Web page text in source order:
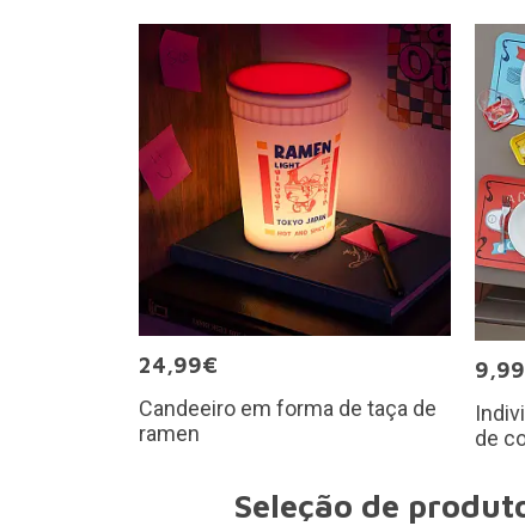
24,99€
Candeeiro em forma de taça de
ramen
de
Seleção de